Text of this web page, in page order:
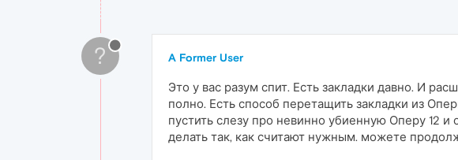
? A Former User
Это у вас разум спит. Есть закладки давно. И
полно. Есть способ перетащить закладки из
пустить слезу про невинно убиенную Оперу 12
делать так, как считают нужным. можете